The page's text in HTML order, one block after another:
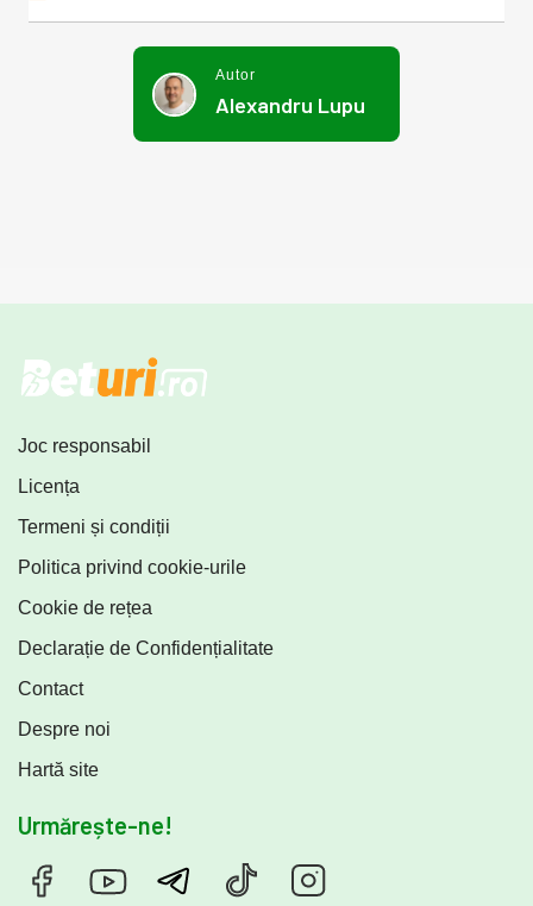
Autor
Alexandru Lupu
Joc responsabil
Licența
Termeni și condiții
Politica privind cookie-urile
Cookie de rețea
Declarație de Confidențialitate
Contact
Despre noi
Hartă site
Urmărește-ne!